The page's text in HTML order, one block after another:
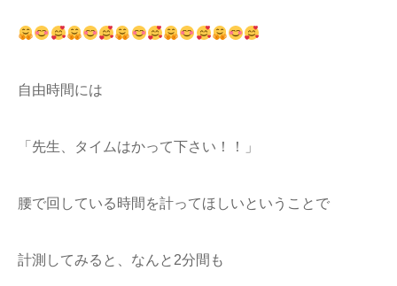
自由時間には
「先生、タイムはかって下さい！！」
腰で回している時間を計ってほしいということで
計測してみると、なんと2分間も